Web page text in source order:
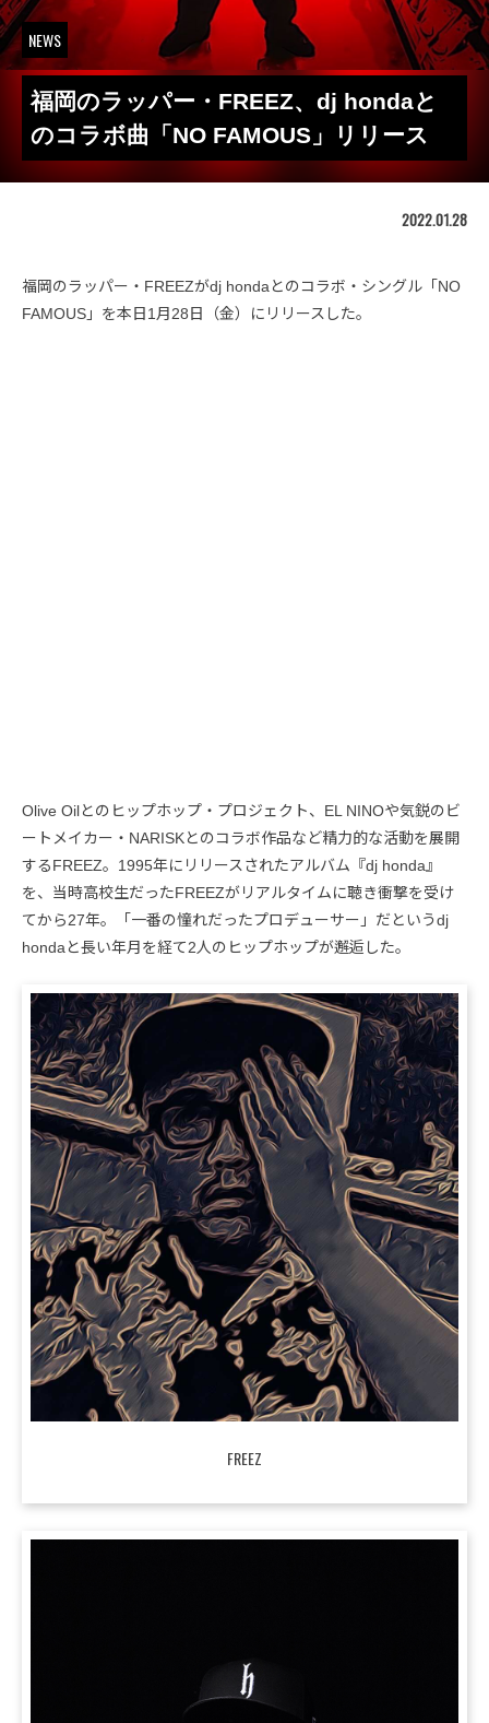
NEWS
福岡のラッパー・FREEZ、dj hondaと
のコラボ曲「NO FAMOUS」リリース
2022.01.28
福岡のラッパー・FREEZがdj hondaとのコラボ・シングル「NO
FAMOUS」を本日1月28日（金）にリリースした。
Olive Oilとのヒップホップ・プロジェクト、EL NINOや気鋭のビ
ートメイカー・NARISKとのコラボ作品など精力的な活動を展開
するFREEZ。1995年にリリースされたアルバム『dj honda』
を、当時高校生だったFREEZがリアルタイムに聴き衝撃を受け
てから27年。「一番の憧れだったプロデューサー」だというdj
hondaと長い年月を経て2人のヒップホップが邂逅した。
FREEZ